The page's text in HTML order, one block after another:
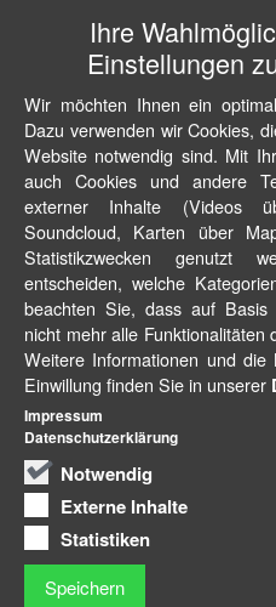
Ihre
Einstellungen
Wir möchten Ihnen ein
Dazu verwenden wir Cookies,
Website notwendig sind. Mit
auch Cookies und andere
externer Inhalte (Videos
Soundcloud, Karten über
Statistikzwecken genutzt
entscheiden, welche
beachten Sie, dass auf Basis
nicht mehr alle
Weitere Informationen und
Einwillung finden Sie in unserer
Notwendig
Externe Inhalte
Statistiken
Speichern
Impressum
Datenschutzerklärung